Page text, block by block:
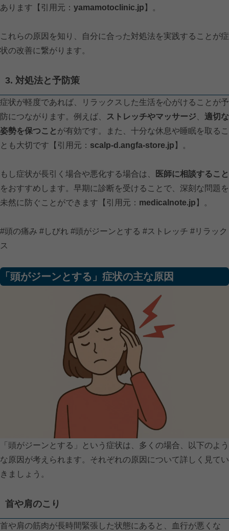
あります【引用元： yamamotoclinic.jp 】。
これらの原因を知り、自分に合った対処法を実践することが症
状の改善に繋がります。
3. 対処法と予防策
症状が軽度であれば、リラックスした生活を心がけることが予
防につながります。例えば、
ストレッチやマッサージ
適切な
姿勢を保つこと が有効です。また、十分な休息や睡眠を取るこ
とも大切です【引用元： scalp-d.angfa-store.jp 】。
もし症状が長引く場合や悪化する場合は、
医師に相談すること
をおすすめします。早期に診断を受けることで、深刻な問題を
未然に防ぐことができます【引用元： medicalnote.jp 】。
#頭の痛み #しびれ #頭がジーンとする #ストレッチ #リラック
ス
「頭がジーンとする」症状の主な原因
「頭がジーンとする」という症状は、多くの場合、以下のよう
な原因が考えられます。それぞれの原因について詳しく見てい
きましょう。
首や肩のこり
首や肩の筋肉が長時間緊張した状態にあると、血行が悪くな